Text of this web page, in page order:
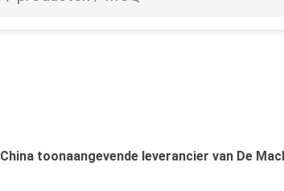
China toonaangevende leverancier van De